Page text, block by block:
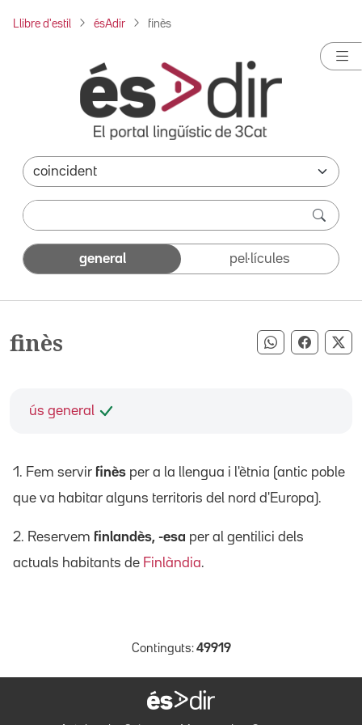
Llibre d'estil ésAdir finès
general pel·lícules
finès Compartir
ús general
1. Fem servir finès per a la llengua i l'ètnia (antic poble
que va habitar alguns territoris del nord d'Europa).
2. Reservem finlandès, -esa per al gentilici dels
actuals habitants de Finlàndia.
Continguts: 49919